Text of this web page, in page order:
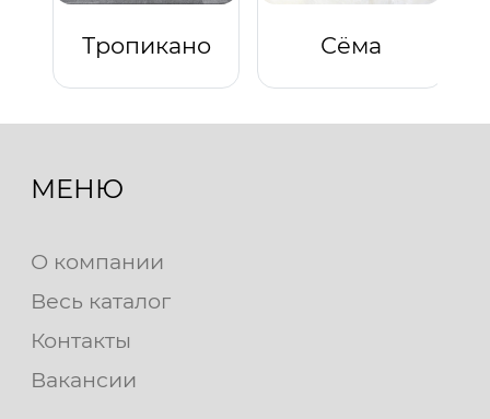
Тропикано Сёма
МЕНЮ
О компании
Весь каталог
Контакты
Вакансии